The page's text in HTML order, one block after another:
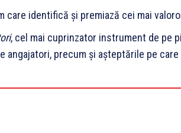
care identifică și premiază cei mai
, cel mai cuprinzator instrument de pe
angajatori, precum și așteptările pe